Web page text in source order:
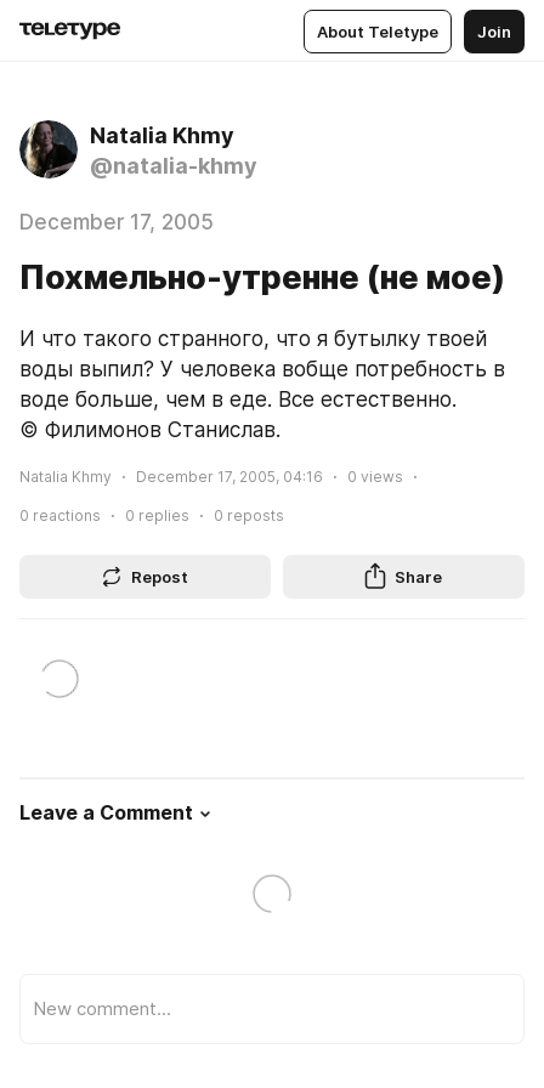
About Teletype Join
Natalia Khmy
@natalia-khmy
December 17, 2005
Похмельно-утренне (не мое)
И что такого странного, что я бутылку твоей
воды выпил? У человека вобще потребность в
воде больше, чем в еде. Все естественно.
© Филимонов Станислав.
Natalia Khmy December 17, 2005, 04:16 0 views
0 reactions 0 replies 0 reposts
Repost Share
Leave a Comment